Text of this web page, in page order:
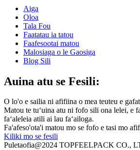
Aiga
Oloa
Tala Fou
Faatatau ia tatou
Faafesootai matou
Malosiaga o le Gaosiga
Blog Sili
Auina atu se Fesili:
O lo'o e sailia ni afifiina o mea teuteu e
Matou te tuʻuina atu ni fofo sili ona lelei, e
faʻaleleia atili ai lau faʻailoga.
Fa'afeso'ota'i matou mo se fofo e tasi mo
Kiliki mo se fesili
Puletaofia@2024 TOPFEELPACK CO.,